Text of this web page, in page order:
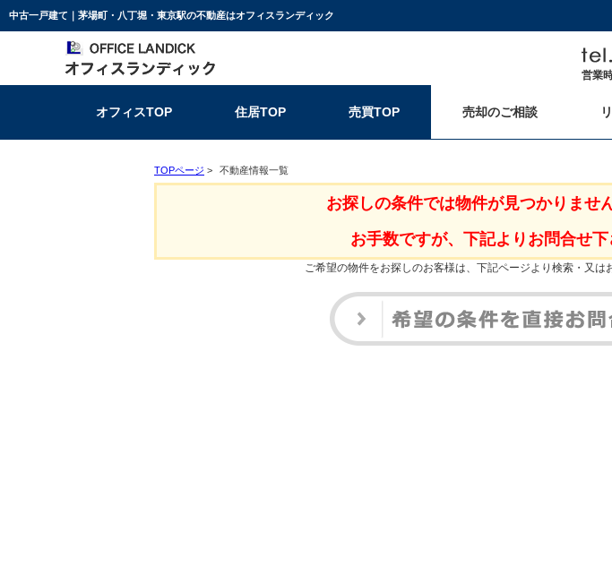
中古一戸建て｜茅場町・八丁堀・東京駅の不動産はオフィスランディック
営業
オフィスTOP 住居TOP 売買TOP 売却のご相談
TOPページ > 不動産情報一覧
お探しの条件では物件が見つかりませ
お手数ですが、下記よりお問合せ下
ご希望の物件をお探しのお客様は、下記ページより検索・又は